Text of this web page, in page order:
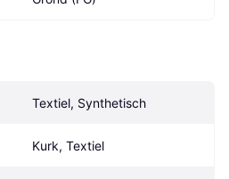
Textiel, Synthetisch
Kurk, Textiel